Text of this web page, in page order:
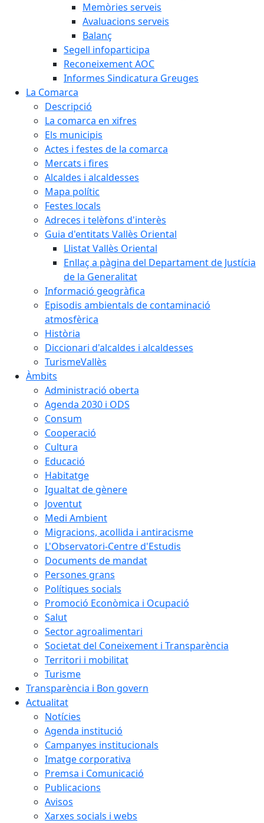
Memòries serveis
Avaluacions serveis
Balanç
Segell infoparticipa
Reconeixement AOC
Informes Sindicatura Greuges
La Comarca
Descripció
La comarca en xifres
Els municipis
Actes i festes de la comarca
Mercats i fires
Alcaldes i alcaldesses
Mapa polític
Festes locals
Adreces i telèfons d'interès
Guia d'entitats Vallès Oriental
Llistat Vallès Oriental
Enllaç a pàgina del Departament de Justícia
de la Generalitat
Informació geogràfica
Episodis ambientals de contaminació
atmosfèrica
Història
Diccionari d'alcaldes i alcaldesses
TurismeVallès
Àmbits
Administració oberta
Agenda 2030 i ODS
Consum
Cooperació
Cultura
Educació
Habitatge
Igualtat de gènere
Joventut
Medi Ambient
Migracions, acollida i antiracisme
L'Observatori-Centre d'Estudis
Documents de mandat
Persones grans
Polítiques socials
Promoció Econòmica i Ocupació
Salut
Sector agroalimentari
Societat del Coneixement i Transparència
Territori i mobilitat
Turisme
Transparència i Bon govern
Actualitat
Notícies
Agenda institució
Campanyes institucionals
Imatge corporativa
Premsa i Comunicació
Publicacions
Avisos
Xarxes socials i webs